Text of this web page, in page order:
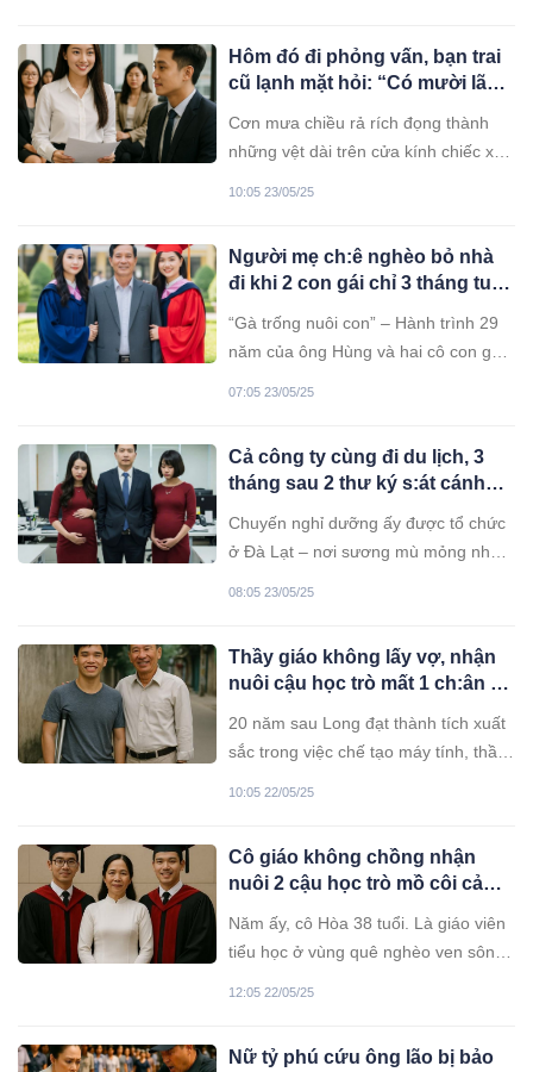
ngôi nhà mình từng gọi là tổ ấm.
Hôm đó đi phỏng vấn, bạn trai
cũ lạnh mặt hỏi: “Có mười lãnh
chia thế nào?” Nghe thấy câu
hỏi cố tình làm khó tôi …..
Cơn mưa chiều rả rích đọng thành
những vệt dài trên cửa kính chiếc xe
tấm CV đã được ép plastic cẩn thận
nhăn nhúm mép vì tôi cứ liên tục siết
chặt.
10:05 23/05/25
Người mẹ ch:ê nghèo bỏ nhà
đi khi 2 con gái chỉ 3 tháng tuổi,
sau 29 năm vất vả 2 con gái đã
đỗ Tiến sĩ!
“Gà trống nuôi con” – Hành trình 29
năm của ông Hùng và hai cô con gái
07:05 23/05/25
Cả công ty cùng đi du lịch, 3
tháng sau 2 thư ký s:át cánh
thông báo mình có b:ầu
Chuyến nghỉ dưỡng ấy được tổ chức
ở Đà Lạt – nơi sương mù mỏng như
08:05 23/05/25
Thầy giáo không lấy vợ, nhận
nuôi cậu học trò mất 1 ch:ân bị
20 năm sau…
20 năm sau Long đạt thành tích xuất
sắc trong việc chế tạo máy tính, thầy
10:05 22/05/25
Cô giáo không chồng nhận
nuôi 2 cậu học trò mồ côi cả
năm sau cái kết thật ngọt ngào!
Năm ấy, cô Hòa 38 tuổi. Là giáo viên
tiểu học ở vùng quê nghèo ven sông,
nên chán chuyện hôn nhân. Nhưng ai
12:05 22/05/25
Nữ tỷ phú cứu ông lão bị bảo